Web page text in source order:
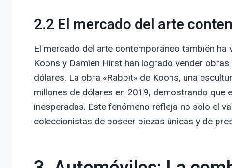
2.2 El mercado del arte
El mercado del arte contemporáneo también
Koons y Damien Hirst han logrado vender
dólares. La obra «Rabbit» de Koons, una
millones de dólares en 2019, demostrando que
inesperadas. Este fenómeno refleja no solo el
coleccionistas de poseer piezas únicas y de